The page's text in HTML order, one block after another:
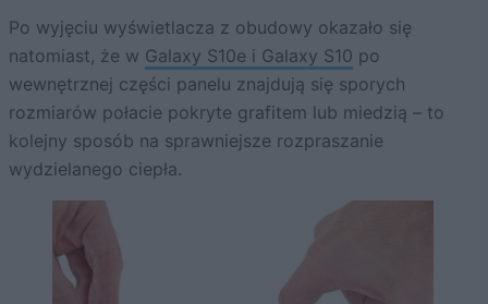
Po wyjęciu wyświetlacza z obudowy okazało się
natomiast, że w Galaxy S10e i Galaxy S10 po
wewnętrznej części panelu znajdują się sporych
rozmiarów połacie pokryte grafitem lub miedzią – to
kolejny sposób na sprawniejsze rozpraszanie
wydzielanego ciepła.